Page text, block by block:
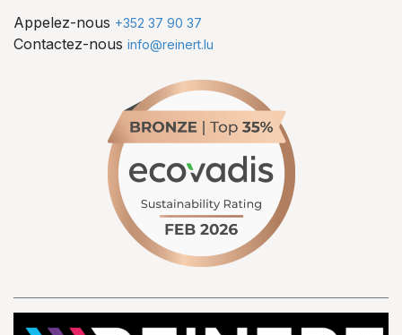
Appelez-nous +352 37 90 37
Contactez-nous info@reinert.lu